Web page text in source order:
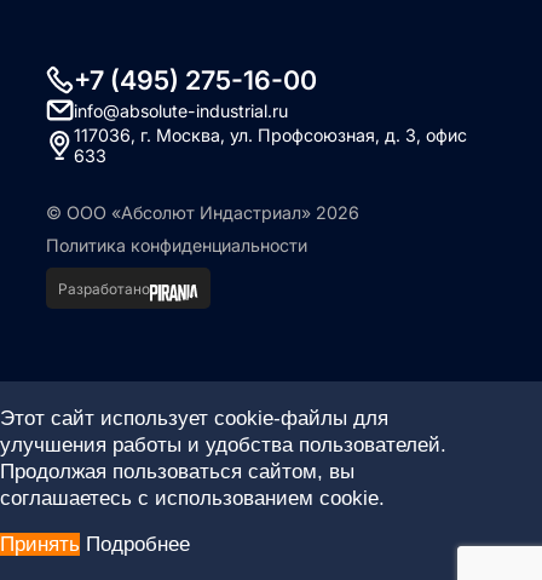
+7 (495) 275-16-00
info@absolute-industrial.ru
117036, г. Москва, ул. Профсоюзная, д. 3, офис
633
© ООО «Абсолют Индастриал» 2026
Политика конфиденциальности
Разработано
Этот сайт использует cookie-файлы для
улучшения работы и удобства пользователей.
Продолжая пользоваться сайтом, вы
соглашаетесь с использованием cookie.
Принять Подробнее